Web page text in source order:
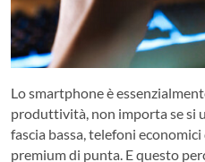
Lo smartphone è
produttività, non importa se si
fascia bassa, telefoni
premium di punta. E questo